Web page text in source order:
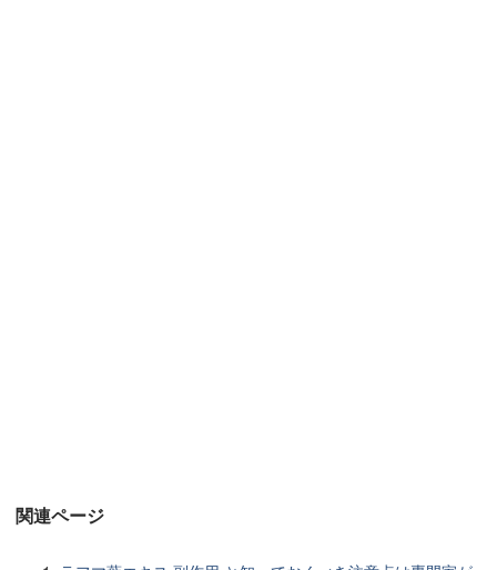
関連ページ